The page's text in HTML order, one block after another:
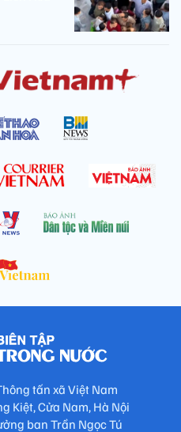
tấn xã Việt Nam
Kiệt, Cửa Nam, Hà Nội
ban Trần Ngọc Tú